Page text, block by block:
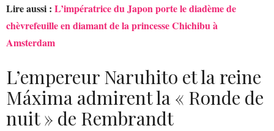
Lire aussi : L’impératrice du Japon porte le diadème de
chèvrefeuille en diamant de la princesse Chichibu à
Amsterdam
L’empereur Naruhito et la reine
Máxima admirent la « Ronde de
nuit » de Rembrandt